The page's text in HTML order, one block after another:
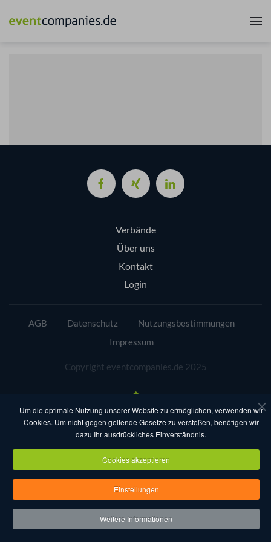
Verbände
Über uns
Kontakt
Login
AGB Datenschutz
Nutzungsbestimmungen
Impressum
Copyright eventcompanies.de 2025
Um die optimale Nutzung unserer Website zu ermöglichen, verwenden wir
Cookies. Um nicht gegen geltende Gesetze zu verstoßen, benötigen wir
dazu Ihr ausdrückliches Einverständnis.
Cookies akzeptieren
Einstellungen
Weitere Informationen